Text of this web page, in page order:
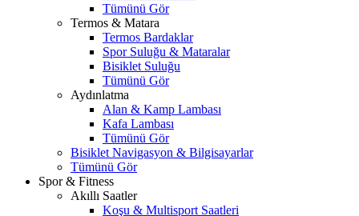
Tümünü Gör
Termos & Matara
Termos Bardaklar
Spor Suluğu & Mataralar
Bisiklet Suluğu
Tümünü Gör
Aydınlatma
Alan & Kamp Lambası
Kafa Lambası
Tümünü Gör
Bisiklet Navigasyon & Bilgisayarlar
Tümünü Gör
Spor & Fitness
Akıllı Saatler
Koşu & Multisport Saatleri